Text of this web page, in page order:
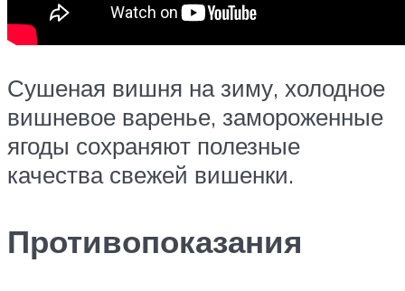
Сушеная вишня на зиму, холодное
вишневое варенье, замороженные
ягоды сохраняют полезные
качества свежей вишенки.
Противопоказания